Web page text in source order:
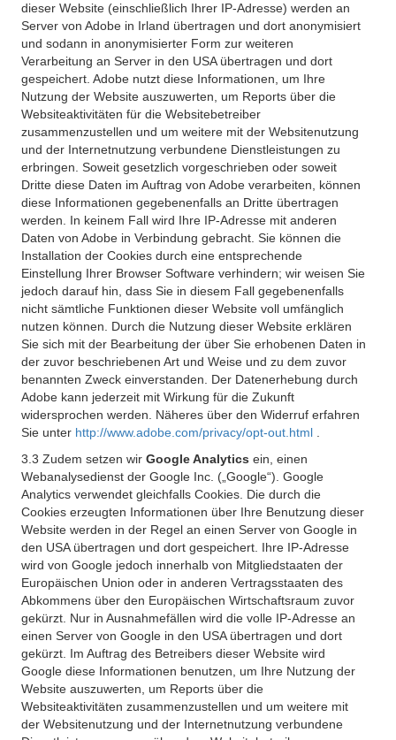
dieser Website (einschließlich Ihrer IP-Adresse) werden an
Server von Adobe in Irland übertragen und dort anonymisiert
und sodann in anonymisierter Form zur weiteren
Verarbeitung an Server in den USA übertragen und dort
gespeichert. Adobe nutzt diese Informationen, um Ihre
Nutzung der Website auszuwerten, um Reports über die
Websiteaktivitäten für die Websitebetreiber
zusammenzustellen und um weitere mit der Websitenutzung
und der Internetnutzung verbundene Dienstleistungen zu
erbringen. Soweit gesetzlich vorgeschrieben oder soweit
Dritte diese Daten im Auftrag von Adobe verarbeiten, können
diese Informationen gegebenenfalls an Dritte übertragen
werden. In keinem Fall wird Ihre IP-Adresse mit anderen
Daten von Adobe in Verbindung gebracht. Sie können die
Installation der Cookies durch eine entsprechende
Einstellung Ihrer Browser Software verhindern; wir weisen Sie
jedoch darauf hin, dass Sie in diesem Fall gegebenenfalls
nicht sämtliche Funktionen dieser Website voll umfänglich
nutzen können. Durch die Nutzung dieser Website erklären
Sie sich mit der Bearbeitung der über Sie erhobenen Daten in
der zuvor beschriebenen Art und Weise und zu dem zuvor
benannten Zweck einverstanden. Der Datenerhebung durch
Adobe kann jederzeit mit Wirkung für die Zukunft
widersprochen werden. Näheres über den Widerruf erfahren
Sie unter http://www.adobe.com/privacy/opt-out.html
3.3 Zudem setzen wir Google Analytics ein, einen
Webanalysedienst der Google Inc. („Google“). Google
Analytics verwendet gleichfalls Cookies. Die durch die
Cookies erzeugten Informationen über Ihre Benutzung dieser
Website werden in der Regel an einen Server von Google in
den USA übertragen und dort gespeichert. Ihre IP-Adresse
wird von Google jedoch innerhalb von Mitgliedstaaten der
Europäischen Union oder in anderen Vertragsstaaten des
Abkommens über den Europäischen Wirtschaftsraum zuvor
gekürzt. Nur in Ausnahmefällen wird die volle IP-Adresse an
einen Server von Google in den USA übertragen und dort
gekürzt. Im Auftrag des Betreibers dieser Website wird
Google diese Informationen benutzen, um Ihre Nutzung der
Website auszuwerten, um Reports über die
Websiteaktivitäten zusammenzustellen und um weitere mit
der Websitenutzung und der Internetnutzung verbundene